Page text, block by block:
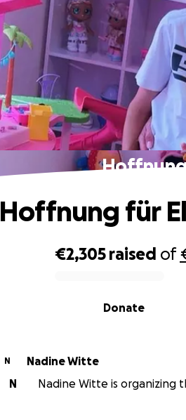
€2,305 raised of
Donate
Hoffnung für
N
Nadine Witte
N
Nadine Witte is organizing